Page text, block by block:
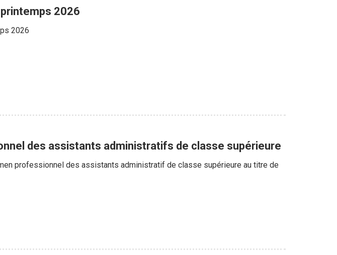
2026
2026
des assistants administratifs de classe supérieure
professionnel des assistants administratif de classe supérieure au titre de